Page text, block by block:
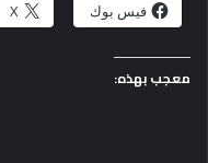
فيس بوك X
معجب بهذه: